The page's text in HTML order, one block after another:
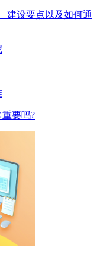
建设要点以及如何通
要吗?